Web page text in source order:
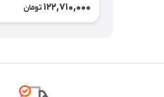
122,710,000 تومان